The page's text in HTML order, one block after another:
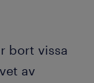
bort vissa
av